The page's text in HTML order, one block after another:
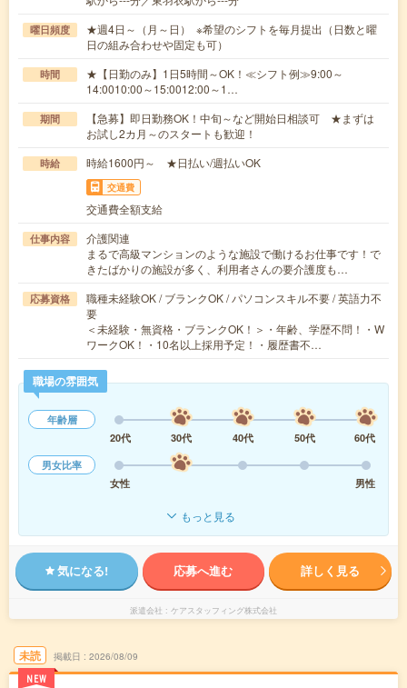
曜日頻度
★週4日～（月～日） ※希望のシフトを毎月提出（日数と曜
日の組み合わせや固定も可）
時間
★【日勤のみ】1日5時間～OK！≪シフト例≫9:00～
14:0010:00～15:0012:00～1…
期間
【急募】即日勤務OK！中旬～など開始日相談可 ★まずは
お試し2カ月～のスタートも歓迎！
時給 時給1600円～ ★日払い/週払いOK
交通費
交通費全額支給
仕事内容
介護関連
まるで高級マンションのような施設で働けるお仕事です！で
きたばかりの施設が多く、利用者さんの要介護度も…
応募資格
職種未経験OK / ブランクOK / パソコンスキル不要 / 英語力不
要
＜未経験・無資格・ブランクOK！＞・年齢、学歴不問！・W
ワークOK！・10名以上採用予定！・履歴書不…
職場の雰囲気
年齢層
20代
30代 40代 50代
60代
男女比率
女性
男性
もっと見る
気になる! 応募へ進む 詳しく見る
派遣会社 ケアスタッフィング株式会社
未読
NEW
掲載日 2026/08/09